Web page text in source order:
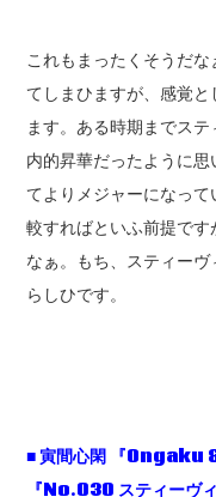
これもまったくそうだ
てしまひますが、感覚
ます。ある時期までス
内的昇華だったように
てよりメジャーになっ
較すればといふ前提で
なぁ。もち、スティー
らしひです。
■寅間心閑 『
『No.030 スティーヴ